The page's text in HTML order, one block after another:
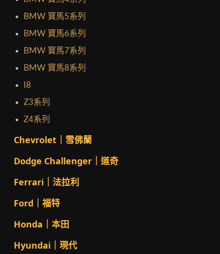
BMW 寶馬5系列
BMW 寶馬6系列
BMW 寶馬7系列
BMW 寶馬8系列
I8
Z3系列
Z4系列
Chevrolet｜雪佛蘭
Dodge Challenger｜道奇
Ferrari｜法拉利
Ford｜福特
Honda｜本田
Hyundai｜現代